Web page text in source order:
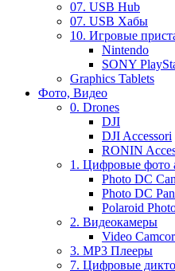
07. USB Hub
07. USB Хабы
10. Игровые
Nintendo
SONY
Graphics Tablets
Фото, Видео
0. Drones
DJI
DJI Accessori
RONIN
1. Цифровые фото
Photo DC
Photo DC
Polaroid
2. Видеокамеры
Video
3. MP3 Плееры
7. Цифровые